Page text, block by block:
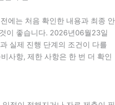
에는 처음 확인한 내용과 최종 안
이 좋습니다. 2026년06월23일
실제 진행 단계의 조건이 다를
사항, 제한 사항은 한 번 더 확인